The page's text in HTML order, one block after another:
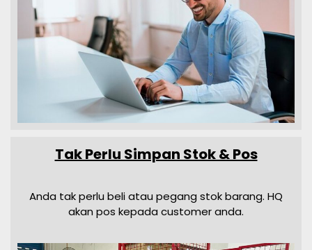
Tak Perlu Simpan Stok & Pos
Anda tak perlu beli atau pegang stok barang. HQ
akan pos kepada customer anda.